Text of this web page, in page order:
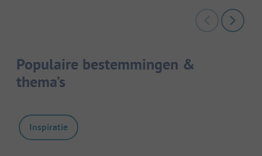
Populaire bestemmingen &
thema’s
Inspiratie